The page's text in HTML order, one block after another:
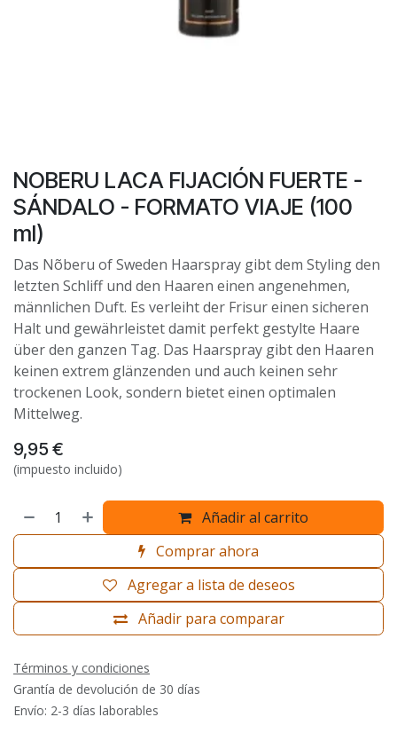
NOBERU LACA FIJACIÓN FUERTE -
SÁNDALO - FORMATO VIAJE (100
ml)
Das Nõberu of Sweden Haarspray gibt dem Styling den
letzten Schliff und den Haaren einen angenehmen,
männlichen Duft. Es verleiht der Frisur einen sicheren
Halt und gewährleistet damit perfekt gestylte Haare
über den ganzen Tag. Das Haarspray gibt den Haaren
keinen extrem glänzenden und auch keinen sehr
trockenen Look, sondern bietet einen optimalen
Mittelweg.
9,95 €
(impuesto incluido)
Añadir al carrito
Comprar ahora
Añadir para comparar
Agregar a lista de deseos
Términos y condiciones
Grantía de devolución de 30 días
Envío: 2-3 días laborables